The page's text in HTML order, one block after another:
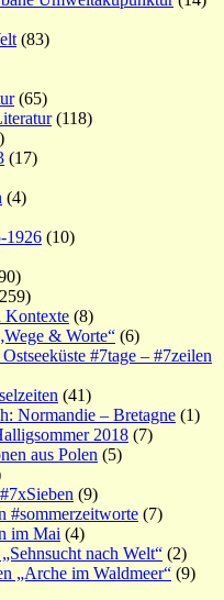
(83)
(65)
(118)
(17)
(4)
1926 (10)
Kontexte (8)
& Worte“ (6)
#7tage – #7zeilen
(41)
Normandie – Bretagne (1)
2018 (7)
aus Polen (5)
(9)
#sommerzeitworte (7)
im Mai (4)
nach Welt“ (2)
„Arche im Waldmeer“ (9)